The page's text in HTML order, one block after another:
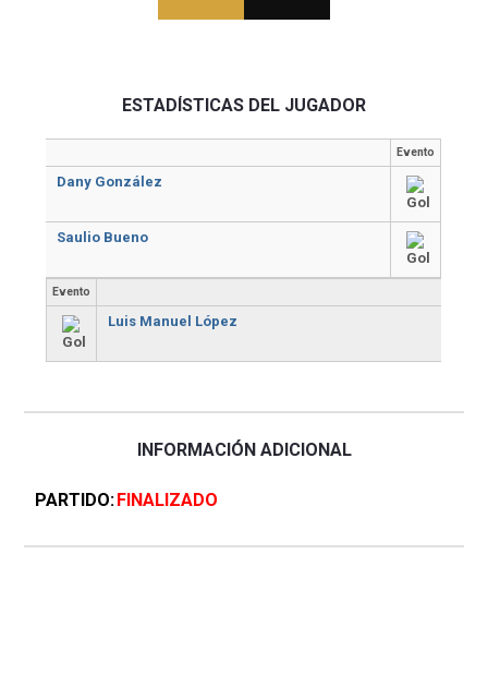
ESTADÍSTICAS DEL JUGADOR
Evento
Dany González
Saulio Bueno
Evento
Luis Manuel López
INFORMACIÓN ADICIONAL
PARTIDO FINALIZADO